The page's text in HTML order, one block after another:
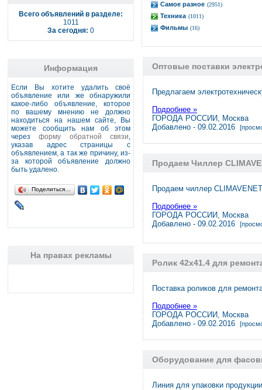
Всего объявлений в разделе:
1011
За сегодня: 0
Информация
Если Вы хотите удалить своё
объявление или же обнаружили
какое-либо объявление, которое
по вашему мнению не должно
находиться на нашем сайте, Вы
можете сообщить нам об этом
черезформу обратной связи,
указав адрес страницы с
объявлением, а так же причину, из-
за которой объявление должно
быть удалено.
Поделиться…
На правах рекламы
Самое разное (2951)
Техника (1011)
Фильмы (16)
Оптовые поставки
Предлагаем
Подробнее »
ГОРОДА РОССИИ, Москва
Добавлено - 09.02.2016
Продаем Чиллер
Продаем чиллер
Подробнее »
ГОРОДА РОССИИ, Москва
Добавлено - 09.02.2016
Ролик 42х41.4 для
Поставка роликов для
Подробнее »
ГОРОДА РОССИИ, Москва
Добавлено - 09.02.2016
Оборудование для
Линия для упаковки